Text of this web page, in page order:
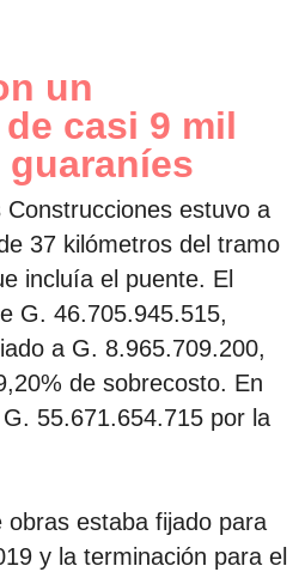
un
casi 9 mil
estuvo a
37 kilómetros del tramo
incluía el puente. El
G. 46.705.945.515,
a G. 8.965.709.200,
de sobrecosto. En
55.671.654.715 por la
obras estaba fijado para
y la terminación para el